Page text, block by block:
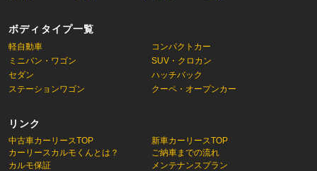
ボディタイプ一覧
軽自動車
コンパクトカー
ミニバン・ワゴン
SUV・クロカン
セダン
ハッチバック
ステーションワゴン
クーペ・オープンカー
リンク
中古車カーリースTOP
カーリースカルモくんとは？
新車カーリースTOP
ご納車までの流れ
カルモ保証
メンテナンスプラン